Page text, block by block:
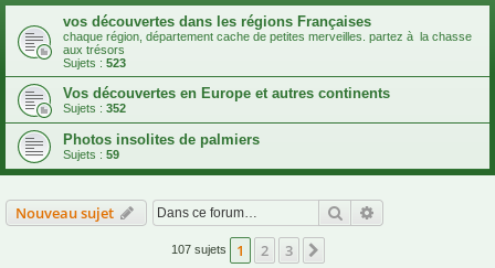
e
vos découvertes dans les régions Françaises
chaque région, département cache de petites merveilles. partez à la chasse
aux trésors
Sujets : 523
Vos découvertes en Europe et autres continents
Sujets : 352
Photos insolites de palmiers
Sujets : 59
Nouveau sujet Rechercher
107 sujets 1 2 3